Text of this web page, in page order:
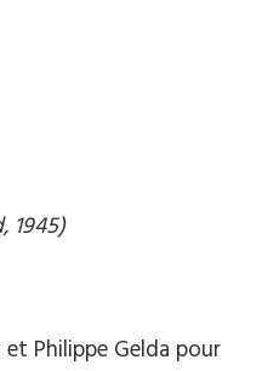
1945)
Philippe Gelda pour